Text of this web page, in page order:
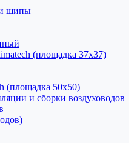
и шипы
(площадка 37х37)
(площадка 50х50)
и сборки воздуховодов